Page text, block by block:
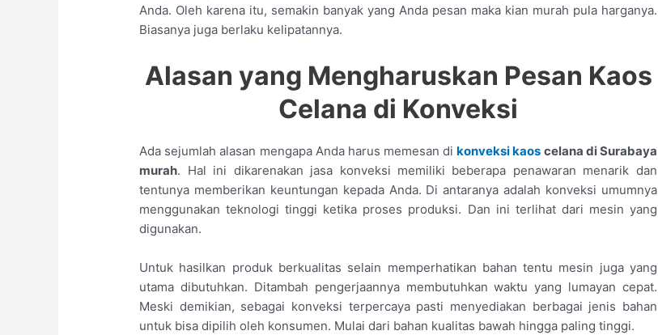
Anda. Oleh karena itu, semakin banyak yang Anda pesan maka kian murah pula harganya.
Biasanya juga berlaku kelipatannya.
Alasan yang Mengharuskan Pesan Kaos
Celana di Konveksi
Ada sejumlah alasan mengapa Anda harus memesan dikonveksi kaos celana di Surabaya
murah. Hal ini dikarenakan jasa konveksi memiliki beberapa penawaran menarik dan
tentunya memberikan keuntungan kepada Anda. Di antaranya adalah konveksi umumnya
menggunakan teknologi tinggi ketika proses produksi. Dan ini terlihat dari mesin yang
digunakan.
Untuk hasilkan produk berkualitas selain memperhatikan bahan tentu mesin juga yang
utama dibutuhkan. Ditambah pengerjaannya membutuhkan waktu yang lumayan cepat.
Meski demikian, sebagai konveksi terpercaya pasti menyediakan berbagai jenis bahan
untuk bisa dipilih oleh konsumen. Mulai dari bahan kualitas bawah hingga paling tinggi.